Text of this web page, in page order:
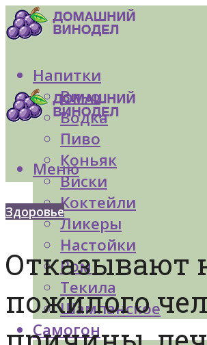
Напитки
Вино
Водка
Пиво
Коньяк
Виски
Коктейли
Ликеры
Настойки
Ром
Текила
Шампанское
Самогон
Меню
Здоровье
Отказывают
пожилого